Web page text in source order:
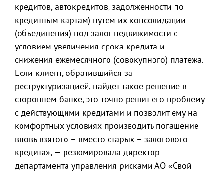
кредитов, автокредитов, задолженности по
кредитным картам) путем их консолидации
(объединения) под залог недвижимости с
условием увеличения срока кредита и
снижения ежемесячного (совокупного) платежа.
Если клиент, обратившийся за
реструктуризацией, найдет такое решение в
стороннем банке, это точно решит его проблему
с действующими кредитами и позволит ему на
комфортных условиях производить погашение
вновь взятого – вместо старых – залогового
кредита», — резюмировала директор
департамента управления рисками АО «Свой